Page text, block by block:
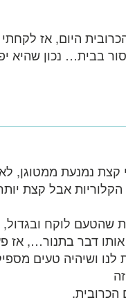
היום, אז
בבית… נכון שהיא
קצת נמנעת ממטוגן,
אבל קצת
שהטעם לוקח ובגדול,
אותו דבר בתנור…, אז
לנו ושיהיה טעים
הכרובית.